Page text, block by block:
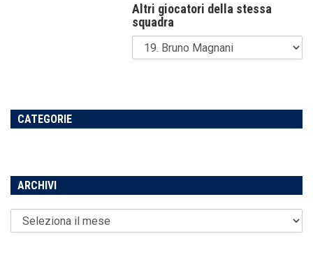
Altri giocatori della stessa
squadra
CATEGORIE
ARCHIVI